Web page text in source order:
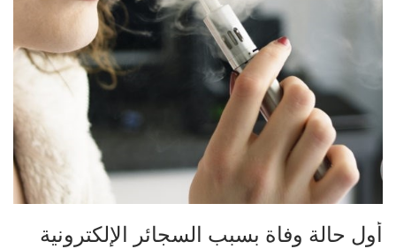
أول حالة وفاة بسبب السجائر الإلكترونية